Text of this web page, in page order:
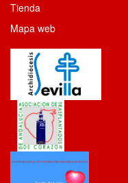
Tienda
Mapa web